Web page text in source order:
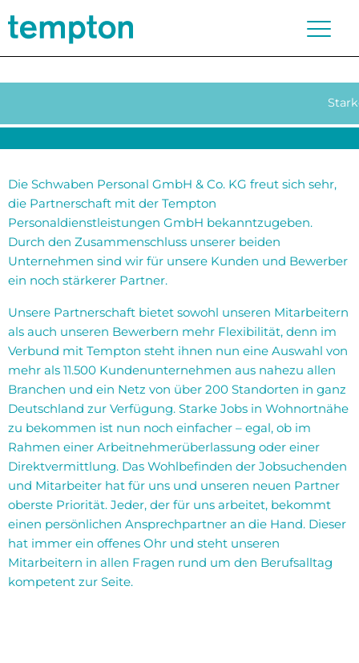
Die Schwaben Personal GmbH & Co. KG freut sich sehr,
die Partnerschaft mit der Tempton
Personaldienstleistungen GmbH bekanntzugeben.
Durch den Zusammenschluss unserer beiden
Unternehmen sind wir für unsere Kunden und Bewerber
ein noch stärkerer Partner.
Unsere Partnerschaft bietet sowohl unseren Mitarbeitern
als auch unseren Bewerbern mehr Flexibilität, denn im
Verbund mit Tempton steht ihnen nun eine Auswahl von
mehr als 11.500 Kundenunternehmen aus nahezu allen
Branchen und ein Netz von über 200 Standorten in ganz
Deutschland zur Verfügung. Starke Jobs in Wohnortnähe
zu bekommen ist nun noch einfacher – egal, ob im
Rahmen einer Arbeitnehmerüberlassung oder einer
Direktvermittlung. Das Wohlbefinden der Jobsuchenden
und Mitarbeiter hat für uns und unseren neuen Partner
oberste Priorität. Jeder, der für uns arbeitet, bekommt
einen persönlichen Ansprechpartner an die Hand. Dieser
hat immer ein offenes Ohr und steht unseren
Mitarbeitern in allen Fragen rund um den Berufsalltag
kompetent zur Seite.